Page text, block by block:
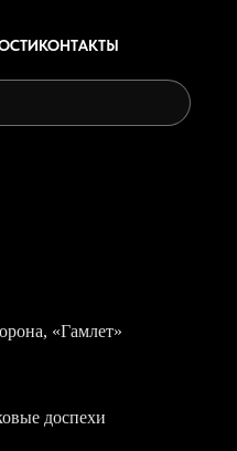
КОНТАКТЫ
«Гамлет»
доспехи